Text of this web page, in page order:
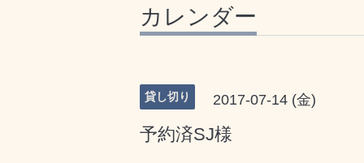
カレンダー
貸し切り 2017-07-14 (金)
予約済SJ様